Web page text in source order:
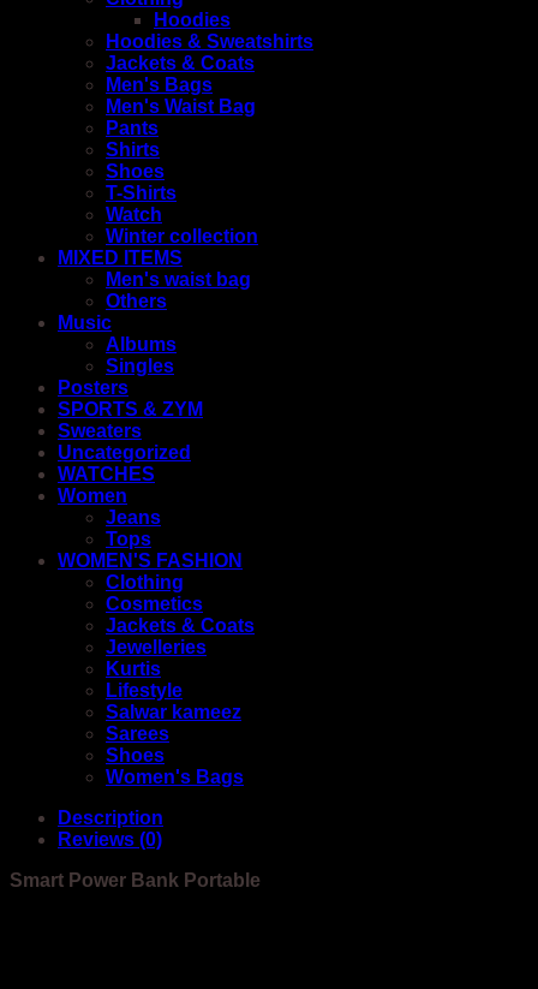
Hoodies
Hoodies & Sweatshirts
Jackets & Coats
Men's Bags
Men's Waist Bag
Pants
Shirts
Shoes
T-Shirts
Watch
Winter collection
MIXED ITEMS
Men's waist bag
Others
Music
Albums
Singles
Posters
SPORTS & ZYM
Sweaters
Uncategorized
WATCHES
Women
Jeans
Tops
WOMEN'S FASHION
Clothing
Cosmetics
Jackets & Coats
Jewelleries
Kurtis
Lifestyle
Salwar kameez
Sarees
Shoes
Women's Bags
Description
Reviews (0)
Smart Power Bank Portable